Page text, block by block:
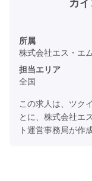
所属
株式会社エス・エ
担当エリア
全国
この求人は、ツク
とに、株式会社エ
ト運営事務局が作